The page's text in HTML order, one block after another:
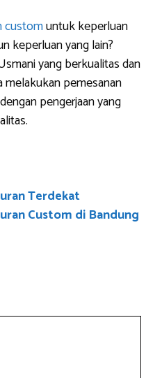
customuntuk keperluan
keperluan yang lain?
yang berkualitas dan
melakukan pemesanan
pengerjaan yang
Terdekat
Custom di Bandung